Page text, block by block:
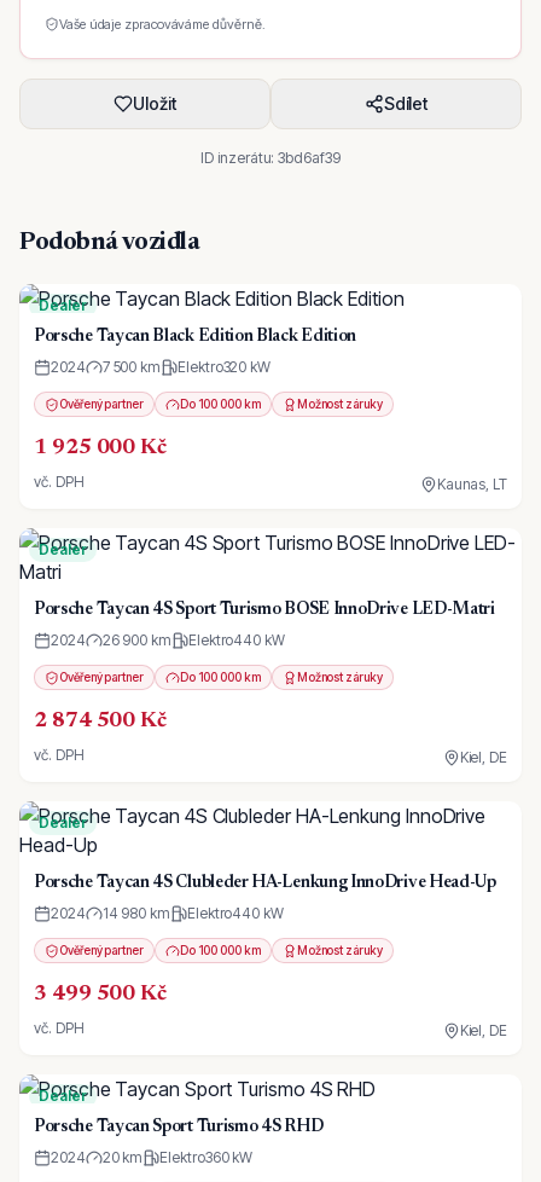
Vaše údaje zpracováváme důvěrně.
Uložit Sdílet
ID inzerátu:3bd6af39
Podobná vozidla
Dealer
Porsche Taycan Black Edition Black Edition
2024 7 500 km Elektro320 kW
Ověřený partner Do 100 000 km Možnost záruky
1 925 000 Kč
vč. DPH Kaunas, LT
Dealer
Porsche Taycan 4S Sport Turismo BOSE InnoDrive LED-Matri
2024 26 900 km Elektro440 kW
Ověřený partner Do 100 000 km Možnost záruky
2 874 500 Kč
vč. DPH Kiel, DE
Dealer
Porsche Taycan 4S Clubleder HA-Lenkung InnoDrive Head-Up
2024 14 980 km Elektro440 kW
Ověřený partner Do 100 000 km Možnost záruky
3 499 500 Kč
vč. DPH Kiel, DE
Dealer
Porsche Taycan Sport Turismo 4S RHD
2024 20 km Elektro360 kW